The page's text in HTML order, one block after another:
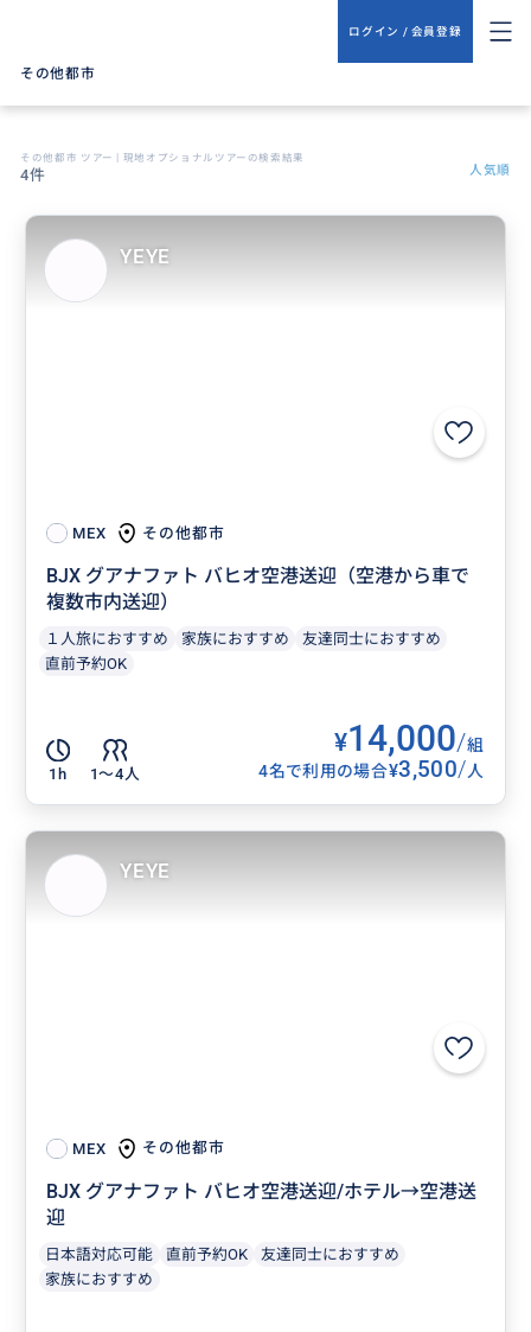
ログイン / 会員登録
その他都市
その他都市 ツアー | 現地オプショナルツアーの検索結果
4件 人気順
MEX その他都市
BJX グアナファト バヒオ空港送迎（空港から車で
複数市内送迎）
１人旅におすすめ 家族におすすめ
友達同士におすすめ
直前予約OK
1h 1〜4人
¥14,000/組
4名で利用の場合¥3,500/人
YEYE
MEX その他都市
BJX グアナファト バヒオ空港送迎/ホテル→空港送
迎
日本語対応可能 直前予約OK
友達同士におすすめ
家族におすすめ
YEYE